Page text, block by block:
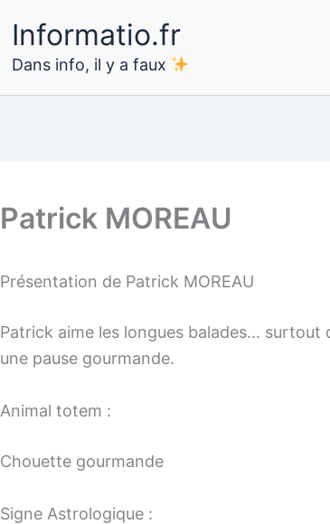
Informatio.fr
Dans info, il y a faux
Patrick MOREAU
Présentation de Patrick MOREAU
Patrick aime les longues balades… surtout
une pause gourmande.
Animal totem :
Chouette gourmande
Signe Astrologique :